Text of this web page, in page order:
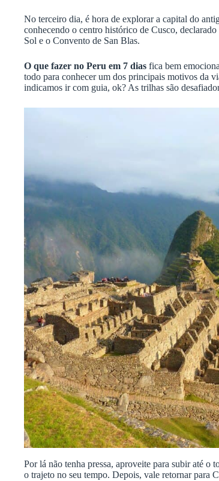
No terceiro dia, é hora de explorar a capital do
conhecendo o centro histórico de Cusco,
Sol e o Convento de San Blas.
O que fazer no Peru em 7 dias fica bem
todo para conhecer um dos principais motivos da
indicamos ir com guia, ok? As trilhas são
Por lá não tenha pressa, aproveite para subir até o
o trajeto no seu tempo. Depois, vale retornar para